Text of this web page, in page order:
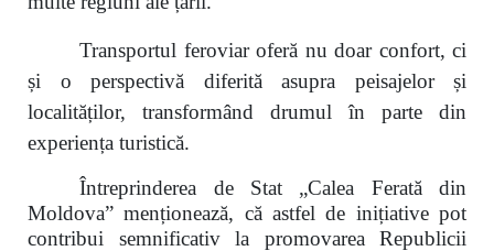
Transportul feroviar oferă nu doar confort, ci
și o perspectivă diferită asupra peisajelor și
localităților, transformând drumul în parte din
experiența turistică.
Întreprinderea de Stat „Calea Ferată din
Moldova” menționează, că astfel de inițiative pot
contribui semnificativ la promovarea Republicii